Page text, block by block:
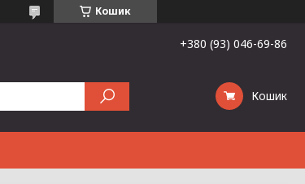
Кошик
+380 (93) 046-69-86
Кошик